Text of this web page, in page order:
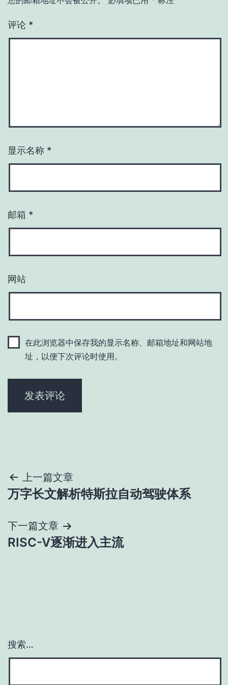
评论 *
显示名称 *
邮箱 *
网站
在此浏览器中保存我的显示名称、邮箱地址和网站地
址，以便下次评论时使用。
文
章
导
航
上一篇文章
万字长文解析特斯拉自动驾驶体系
下一篇文章
RISC-V逐渐进入主流
搜索…